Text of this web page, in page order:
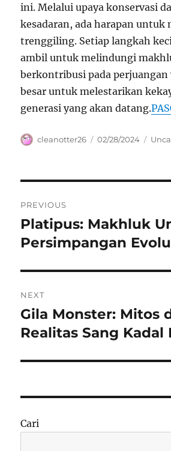
ini. Melalui upaya konservasi
kesadaran, ada harapan untuk
trenggiling. Setiap langkah
ambil untuk melindungi
berkontribusi pada perjuangan
besar untuk melestarikan
generasi yang akan datang.
Author
cleanotter26
Posted
02/28/2024
pos
PREVIOUS
Previous
post:
Platipus: Makhluk
Persimpangan
NEXT
Next
post:
Gila Monster: Mitos
Realitas Sang Kadal
Cari